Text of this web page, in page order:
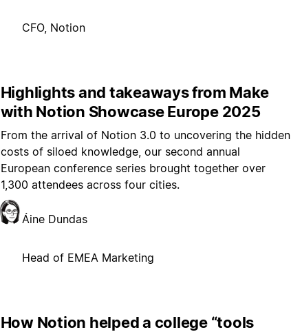
CFO, Notion
Highlights and takeaways from Make
with Notion Showcase Europe 2025
From the arrival of Notion 3.0 to uncovering the hidden
costs of siloed knowledge, our second annual
European conference series brought together over
1,300 attendees across four cities.
Áine Dundas
Head of EMEA Marketing
How Notion helped a college “tools